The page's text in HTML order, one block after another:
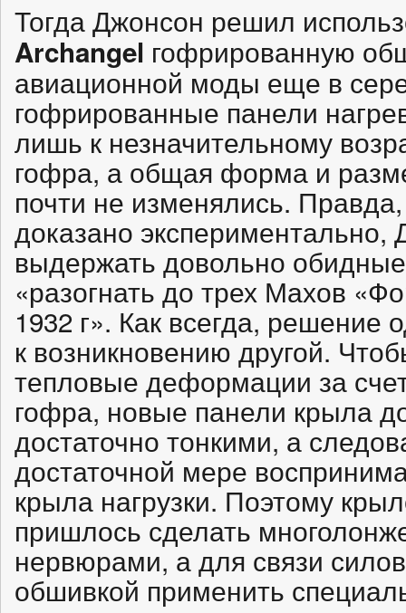
Тогда Джонсон решил
Archangel гофрированную
авиационной моды еще в
гофрированные панели
лишь к незначительному
гофра, а общая форма и
почти не изменялись.
доказано
выдержать довольно
«разогнать до трех Махов
1932 г». Как всегда,
к возникновению другой.
тепловые деформации за
гофра, новые панели крыла
достаточно тонкими, а
достаточной мере
крыла нагрузки. Поэтому
пришлось сделать
нервюрами, а для связи
обшивкой применить